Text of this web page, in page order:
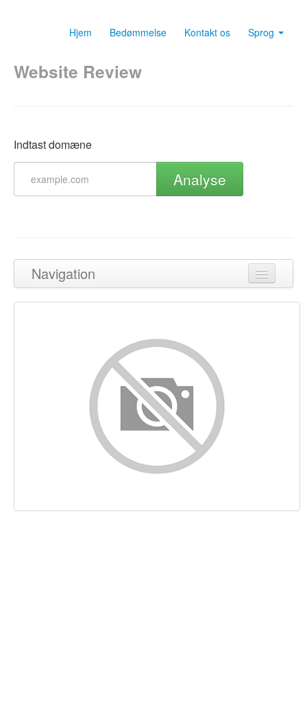
Hjem Bedømmelse Kontakt os Sprog
Website Review
Indtast domæne
Analyse
Navigation
Tilbage til toppen
Nøgleord
Brugervenlighed
Dokument